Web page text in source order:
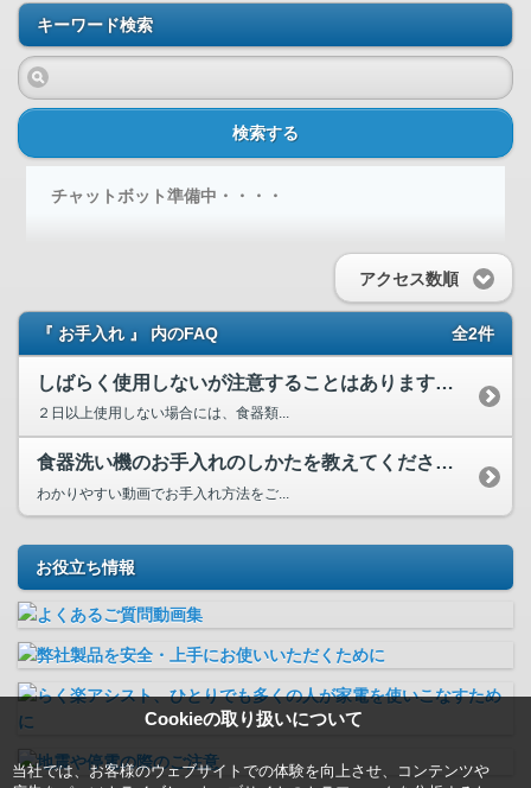
Cookieの取り扱いについて
当社では、お客様のウェブサイトでの体験を向上させ、コンテンツや
キーワード検索
検索する
チャットボット準備中・・・・
アクセス数順
『 お手入れ 』 内のFAQ 全2件
しばらく使用しないが注意することはありますか？再度使用する...
２日以上使用しない場合には、食器類...
食器洗い機のお手入れのしかたを教えてください。
わかりやすい動画でお手入れ方法をご...
お役立ち情報